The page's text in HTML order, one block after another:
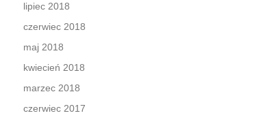
lipiec 2018
czerwiec 2018
maj 2018
kwiecień 2018
marzec 2018
czerwiec 2017